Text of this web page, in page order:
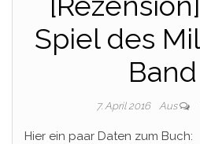
Spiel des
Band
7. April 2016 Aus
Hier ein paar Daten zum Buch: